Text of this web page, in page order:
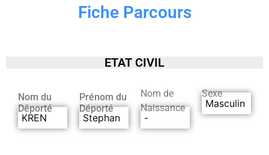
Fiche Parcours
ETAT CIVIL
Nom du
Déporté
KREN
Prénom du
Déporté
Stephan
Nom de
Naissance
-
Sexe
Masculin